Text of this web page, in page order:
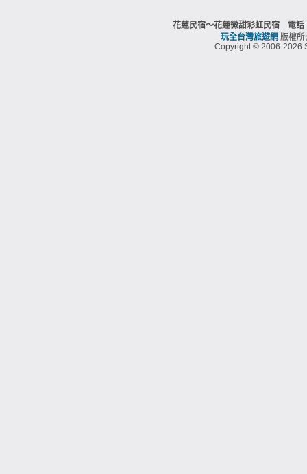
花蓮民宿～花蓮微甜彩虹民宿 電
玩全台灣旅遊網 版權
Copyright © 2006-2026